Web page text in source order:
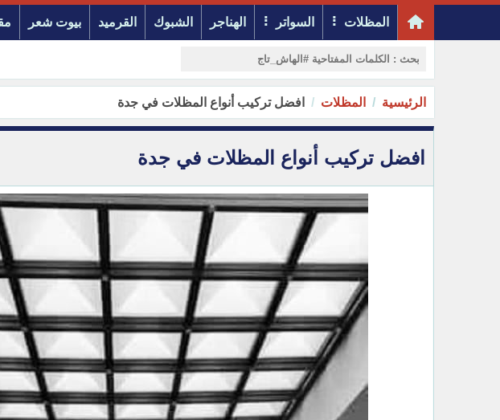
المظلات السواتر الهناجر الشبوك القرميد بيوت شعر
الرئيسية المظلات افضل تركيب أنواع المظلات في جدة
افضل تركيب أنواع المظلات في جدة